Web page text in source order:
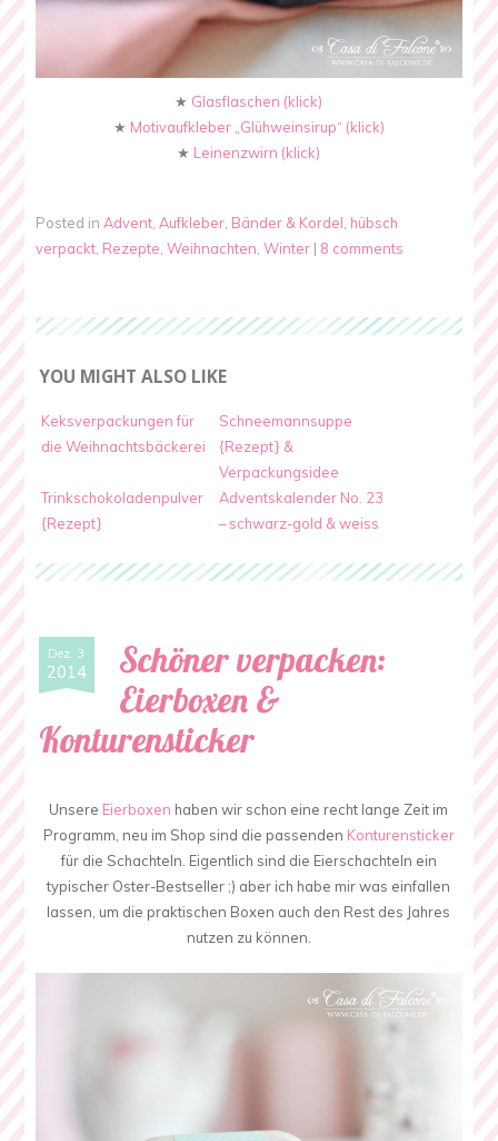
★ Glasflaschen (klick)
★ Motivaufkleber „Glühweinsirup“ (klick)
★ Leinenzwirn (klick)
Posted inAdvent ,Aufkleber Bänder & Kordel hübsch
verpackt Rezepte ,Weihnachten ,Winter | 8 comments
YOU MIGHT ALSO LIKE
Keksverpackungen für
die Weihnachtsbäckerei
Schneemannsuppe
{Rezept} &
Verpackungsidee
Trinkschokoladenpulver
{Rezept}
Adventskalender No. 23
– schwarz-gold & weiss
Dez. 3
2014
Schöner verpacken:
Eierboxen &
Konturensticker
Unsere Eierboxen haben wir schon eine recht lange Zeit im
Programm, neu im Shop sind die passenden Konturensticker
für die Schachteln. Eigentlich sind die Eierschachteln ein
typischer Oster-Bestseller ;) aber ich habe mir was einfallen
lassen, um die praktischen Boxen auch den Rest des Jahres
nutzen zu können.